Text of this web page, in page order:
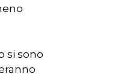
si sono